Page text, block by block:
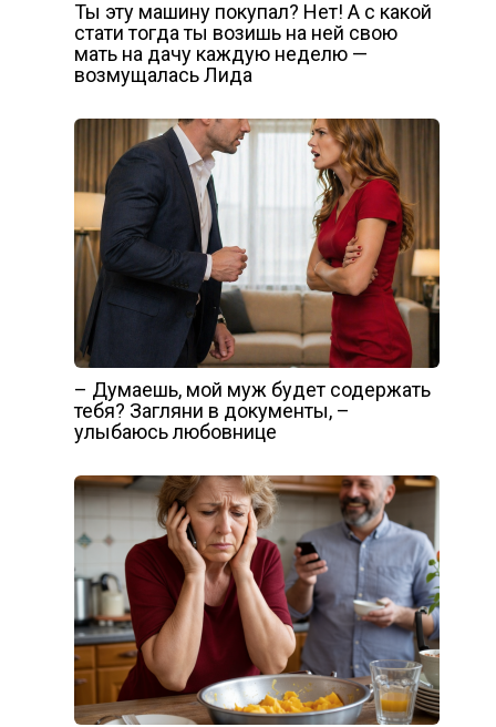
Ты эту машину покупал? Нет! А с какой
стати тогда ты возишь на ней свою
мать на дачу каждую неделю —
возмущалась Лида
– Думаешь, мой муж будет содержать
тебя? Загляни в документы, –
улыбаюсь любовнице